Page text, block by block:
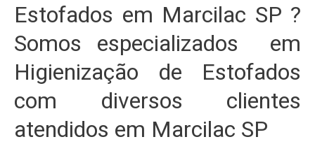
Estofados em Marcilac SP ?
Somos especializados em
Higienização de Estofados
com diversos clientes
atendidos em Marcilac SP